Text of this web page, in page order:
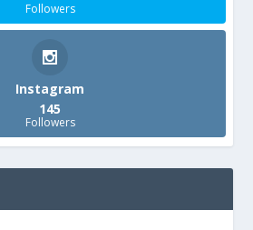
Followers
Instagram
145
Followers